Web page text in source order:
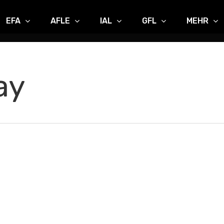
EFA AFLE IAL GFL MEHR